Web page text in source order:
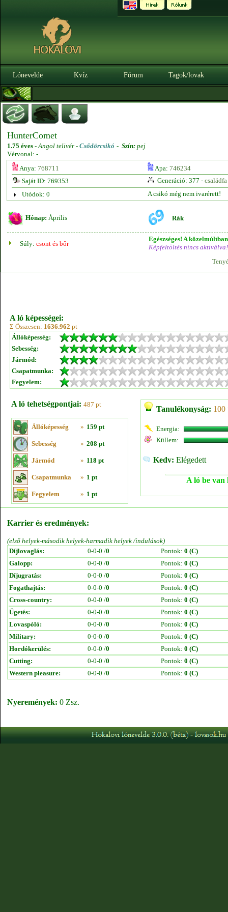
Lónevelde Kvíz Fórum Tagok/lovak
HunterComet
1.75 éves -Angol telivér - Csődörcsikó - Szín: pej
Vérvonal: -
Anya: 768711 Apa: 746234
Saját ID: 769353
Generáció: 377 - családfa
Utódok: 0
A csikó még nem ivarérett!
Hónap: Április Rák
Súly: csont és bőr
Egészséges! A
Képfeltöltés nincs aktiválva!
A ló képességei:
Σ Összesen: 1636.962 pt
Állóképesség:
Sebesség:
Jármód:
Csapatmunka:
Fegyelem:
A ló tehetségpontjai: 487 pt
Állóképesség » 159 pt
Sebesség » 208 pt
Jármód » 118 pt
Csapatmunka » 1 pt
Fegyelem » 1 pt
Tanulékonyság: 100
Energia:
Küllem:
Kedv: Elégedett
A ló be van
Karrier és eredmények:
(első helyek-második helyek-harmadik helyek /indulások)
Díjlovaglás:
0-0-0 /0 Pontok: 0 (C)
Galopp:
0-0-0 /0 Pontok: 0 (C)
Díjugratás:
0-0-0 /0 Pontok: 0 (C)
Fogathajtás:
0-0-0 /0 Pontok: 0 (C)
Cross-country:
0-0-0 /0 Pontok: 0 (C)
Ügetés:
0-0-0 /0 Pontok: 0 (C)
Lovaspóló:
0-0-0 /0 Pontok: 0 (C)
Military:
0-0-0 /0 Pontok: 0 (C)
Hordókerülés:
0-0-0 /0 Pontok: 0 (C)
Cutting:
0-0-0 /0 Pontok: 0 (C)
Western pleasure:
0-0-0 /0 Pontok: 0 (C)
Nyeremények: 0 Zsz.